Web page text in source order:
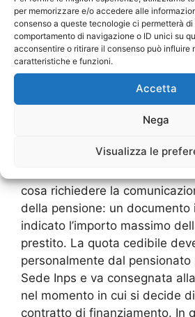
per memorizzare e/o accedere alle
consenso a queste tecnologie ci permetterà
comportamento di navigazione o ID unici su
acconsentire o ritirare il consenso può influire
caratteristiche e funzioni.
Accetta
Nega
Visualizza le
procedura di richiesta del
maniera chiara e trasparente
personale che offre una
specializzata e si occupa di
l’intero iter burocratico. Come
nomeCessione Del Quinto
per i pensionati, il
pensione. Per poter ottenere
cosa richiedere la
della pensione: un documento
indicato l’importo massimo
prestito. La quota cedibile
personalmente dal pensionato
Sede Inps e va consegnata
nel momento in cui si decide
contratto di finanziamento. In